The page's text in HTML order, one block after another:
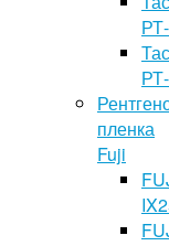
пленка
Fuji